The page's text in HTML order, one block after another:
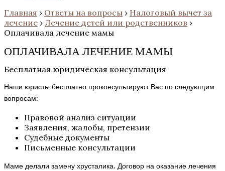
Главная › Ответы на вопросы › Налоговый вычет за
лечение › Лечение детей или родственников ›
Оплачивала лечение мамы
ОПЛАЧИВАЛА ЛЕЧЕНИЕ МАМЫ
Бесплатная юридическая консультация
Наши юристы бесплатно проконсультируют Вас по следующим
вопросам:
Правовой анализ ситуации
Заявления, жалобы, претензии
Судебные документы
Письменные консультации
Маме делали замену хрусталика. Договор на оказание лечения